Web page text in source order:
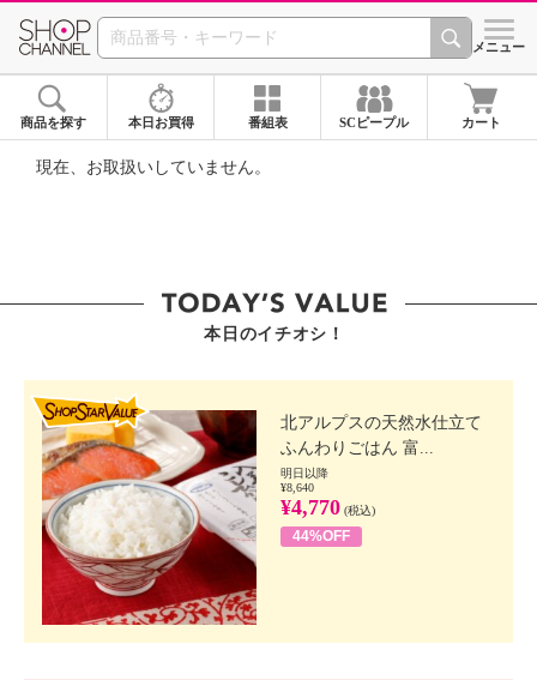
SHOP CHANNEL ショッ
メニュー
商品を探す 本日お買得 番組表 SCピープル カート
現在、お取扱いしていません。
本日のイチオシ！
北アルプスの天然水仕立て
ふんわりごはん 富...
明日以降
¥8,640
¥4,770 (税込)
44%OFF